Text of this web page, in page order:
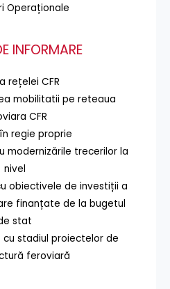
Operaționale
INFORMARE
rețelei CFR
mobilitatii pe reteaua
CFR
regie proprie
modernizările trecerilor la
nivel
obiectivele de investiții a
finanțate de la bugetul
stat
stadiul proiectelor de
feroviară